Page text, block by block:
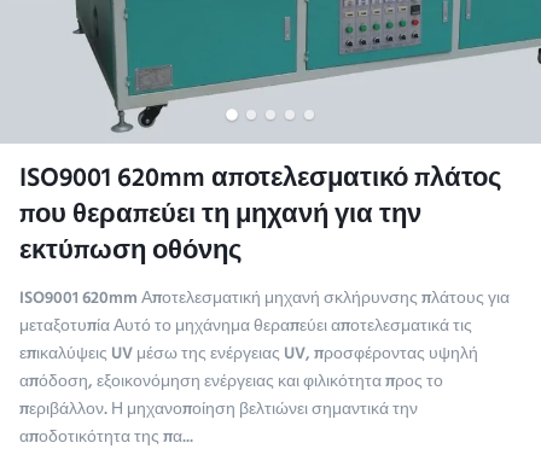
ISO9001 620mm αποτελεσματικό πλάτος
που θεραπεύει τη μηχανή για την
εκτύπωση οθόνης
ISO9001 620mm Αποτελεσματική μηχανή σκλήρυνσης πλάτους για
μεταξοτυπία Αυτό το μηχάνημα θεραπεύει αποτελεσματικά τις
επικαλύψεις UV μέσω της ενέργειας UV, προσφέροντας υψηλή
απόδοση, εξοικονόμηση ενέργειας και φιλικότητα προς το
περιβάλλον. Η μηχανοποίηση βελτιώνει σημαντικά την
αποδοτικότητα της πα...